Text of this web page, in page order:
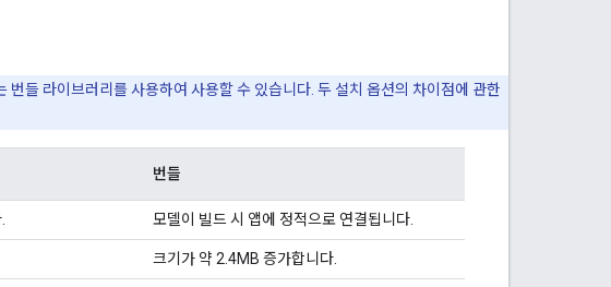
들 라이브러리를 사용하여 사용할 수 있습니다. 두 설치 옵션의 차이점에 관한
번들
모델이 빌드 시 앱에 정적으로 연결됩니다.
크기가 약 2.4MB 증가합니다.